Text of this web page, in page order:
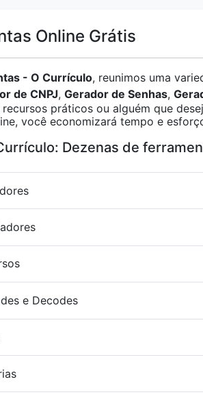
Online Grátis
- O Currículo, reunimos uma
de CNPJ, Gerador de Senhas,
práticos ou alguém que
você economizará tempo e
Dezenas de
e Decodes